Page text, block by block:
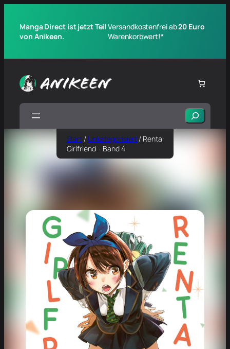
Manga Direct ist jetzt Teil
von Anikeen.
Versandkostenfrei ab20 Euro
Warenkorbwert!*
Suchen
Start / Unkategorisiert / Rental
Girlfriend – Band 4